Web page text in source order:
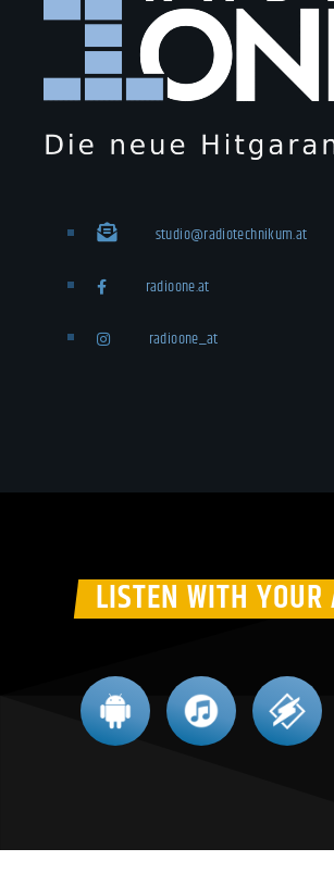
studio@radiotechnikum.at
radioone.at
radioone_at
LISTEN WITH YOUR